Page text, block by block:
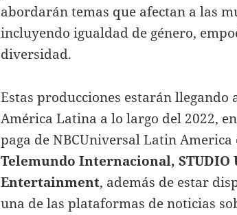
abordarán temas que afectan a las
incluyendo igualdad de género,
diversidad.
Estas producciones estarán llegando
América Latina a lo largo del 2022,
paga de NBCUniversal Latin
Telemundo Internacional, STUDIO
Entertainment, además de estar
una de las plataformas de noticias